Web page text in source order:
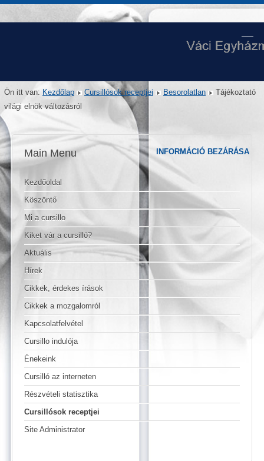
Ön itt van: Kezdőlap Cursillósok receptjei Besorolatlan
Tájékoztató
világi elnök változásról
Main Menu
Kezdőoldal
Köszöntő
Mi a cursillo
Kiket vár a cursilló?
Aktuális
Hírek
Cikkek, érdekes írások
Cikkek a mozgalomról
Kapcsolatfelvétel
Cursillo indulója
Énekeink
Cursilló az interneten
Részvételi statisztika
Cursillósok receptjei
Site Administrator
INFORMÁCIÓ BEZÁRÁSA